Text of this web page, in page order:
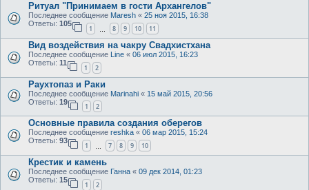
Ритуал "Принимаем в гости Архангелов"
Последнее сообщение Maresh « 25 ноя 2015, 16:38
Ответы: 105
1 8 9 10 11
Вид воздействия на чакру Свадхистхана
Последнее сообщение Line « 06 июл 2015, 16:23
Ответы: 11
1 2
Раухтопаз и Раки
Последнее сообщение Marinahi « 15 май 2015, 20:56
Ответы: 19
1 2
Основные правила создания оберегов
Последнее сообщение reshka « 06 мар 2015, 15:24
Ответы: 93
1 7 8 9 10
Крестик и камень
Последнее сообщение Ганна « 09 дек 2014, 01:23
Ответы: 15
1 2